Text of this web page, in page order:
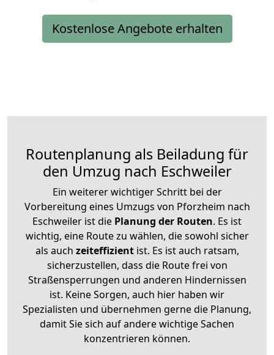
Kostenlose Angebote erhalten
Routenplanung als Beiladung für
den Umzug nach Eschweiler
Ein weiterer wichtiger Schritt bei der
Vorbereitung eines Umzugs von Pforzheim nach
Eschweiler ist die Planung der Routen. Es ist
wichtig, eine Route zu wählen, die sowohl sicher
als auch zeiteffizientist. Es ist auch ratsam,
sicherzustellen, dass die Route frei von
Straßensperrungen und anderen Hindernissen
ist. Keine Sorgen, auch hier haben wir
Spezialisten und übernehmen gerne die Planung,
damit Sie sich auf andere wichtige Sachen
konzentrieren können.